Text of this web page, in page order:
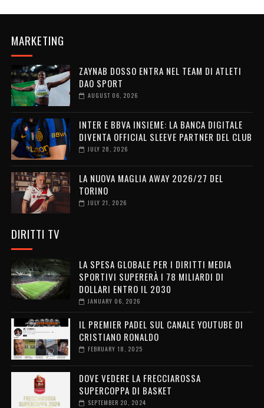
MARKETING
ZAYNAB DOSSO ENTRA NEL TEAM DI ATLETI
DAO SPORT
AUGUST 06, 2026
INTER E BBVA INSIEME: LA BANCA DIGITALE
DIVENTA OFFICIAL SLEEVE PARTNER DEL CLUB
JULY 28, 2026
LA NUOVA MAGLIA AWAY 2026/27 DEL
TORINO
JULY 21, 2026
DIRITTI TV
LA SPESA GLOBALE PER I DIRITTI MEDIA
SPORTIVI SUPERERÀ I 78 MILIARDI DI
DOLLARI ENTRO IL 2030
JANUARY 06, 2026
IL PREMIER PADEL SUL CANALE YOUTUBE DI
CRISTIANO RONALDO
FEBRUARY 18, 2025
DOVE VEDERE LA FRECCIAROSSA
SUPERCOPPA DI BASKET
SEPTEMBER 20, 2024